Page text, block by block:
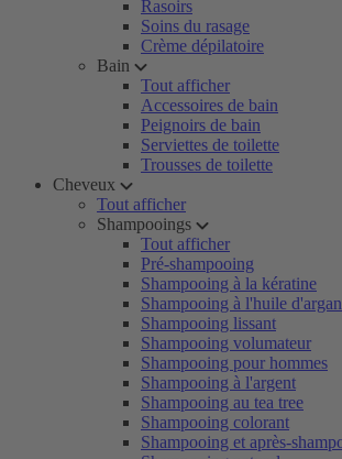
Rasoirs
Soins du rasage
Crème dépilatoire
Bain
Tout afficher
Accessoires de bain
Peignoirs de bain
Serviettes de toilette
Trousses de toilette
Cheveux
Tout afficher
Shampooings
Tout afficher
Pré-shampooing
Shampooing à la kératine
Shampooing à l'huile d'argan
Shampooing lissant
Shampooing volumateur
Shampooing pour hommes
Shampooing à l'argent
Shampooing au tea tree
Shampooing colorant
Shampooing et après-